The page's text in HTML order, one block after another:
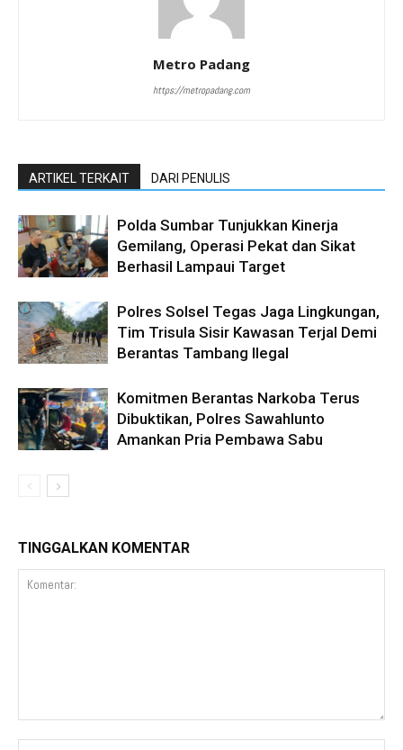
Metro Padang
https://metropadang.com
ARTIKEL TERKAIT DARI PENULIS
Polda Sumbar Tunjukkan Kinerja
Gemilang, Operasi Pekat dan Sikat
Berhasil Lampaui Target
Polres Solsel Tegas Jaga Lingkungan,
Tim Trisula Sisir Kawasan Terjal Demi
Berantas Tambang Ilegal
Komitmen Berantas Narkoba Terus
Dibuktikan, Polres Sawahlunto
Amankan Pria Pembawa Sabu
TINGGALKAN KOMENTAR